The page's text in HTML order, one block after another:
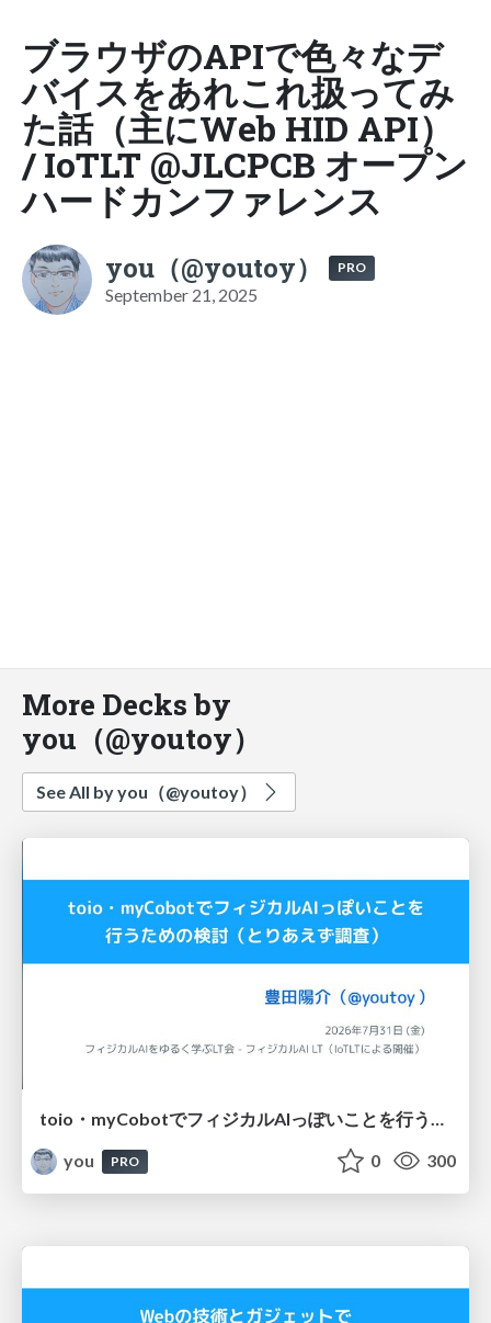
ブラウザのAPIで色々なデ
バイスをあれこれ扱ってみ
た話（主にWeb HID API）
/ IoTLT @JLCPCB オープン
ハードカンファレンス
you（@youtoy） PRO
September 21, 2025
More Decks by
you（@youtoy）
See All by you（@youtoy）
toio・myCobotでフィジカルAIっぽいことを行うための検討（とりあえず調査） / フィジカルAI LT（IoTLTによる開催）
you
PRO 0 300